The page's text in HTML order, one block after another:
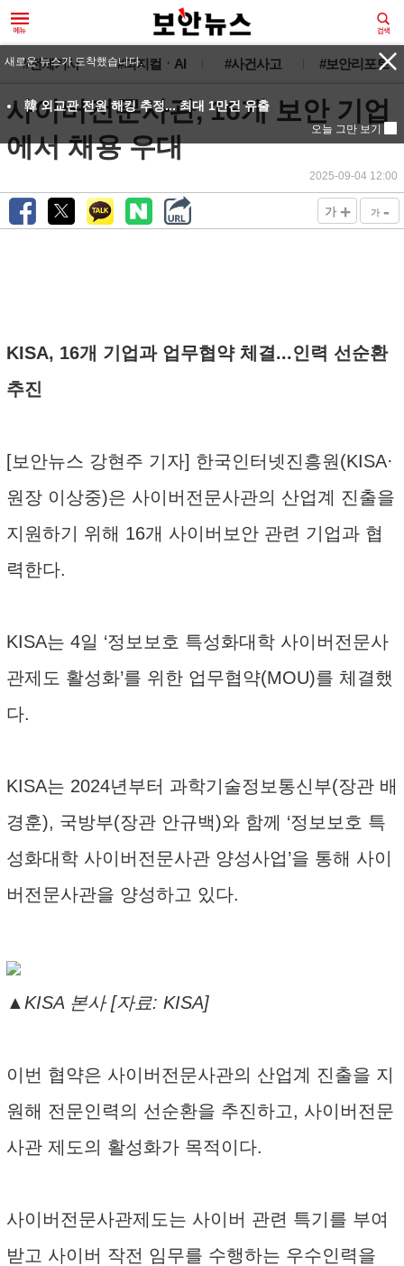
#전체기사 #피지컬ㆍAI #사건사고 #보안리포트
사이버전문사관, 16개 보안 기업
에서 채용 우대
2025-09-04 12:00
가 + 가 -
KISA, 16개 기업과 업무협약 체결...인력 선순환
추진
[보안뉴스 강현주 기자] 한국인터넷진흥원(KISA·
원장 이상중)은 사이버전문사관의 산업계 진출을
지원하기 위해 16개 사이버보안 관련 기업과 협
력한다.
KISA는 4일 ‘정보보호 특성화대학 사이버전문사
관제도 활성화’를 위한 업무협약(MOU)를 체결했
다.
KISA는 2024년부터 과학기술정보통신부(장관 배
경훈), 국방부(장관 안규백)와 함께 ‘정보보호 특
성화대학 사이버전문사관 양성사업’을 통해 사이
버전문사관을 양성하고 있다.
▲KISA 본사 [자료: KISA]
이번 협약은 사이버전문사관의 산업계 진출을 지
원해 전문인력의 선순환을 추진하고, 사이버전문
사관 제도의 활성화가 목적이다.
사이버전문사관제도는 사이버 관련 특기를 부여
받고 사이버 작전 임무를 수행하는 우수인력을
새로운 뉴스가 도착했습니다.
韓 외교관 전원 해킹 추정... 최대 1만건 유출
오늘 그만 보기